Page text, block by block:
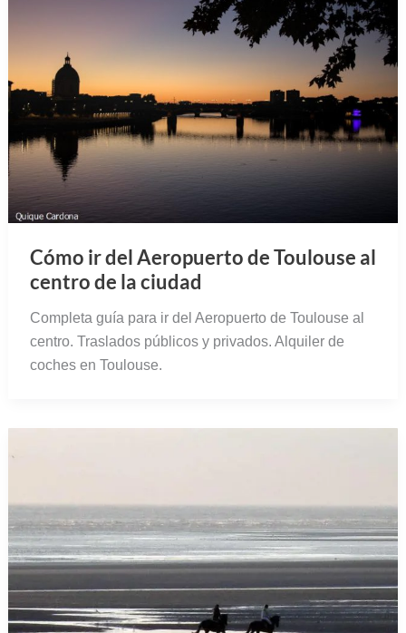
Cómo ir del Aeropuerto de Toulouse al
centro de la ciudad
Completa guía para ir del Aeropuerto de Toulouse al
centro. Traslados públicos y privados. Alquiler de
coches en Toulouse.